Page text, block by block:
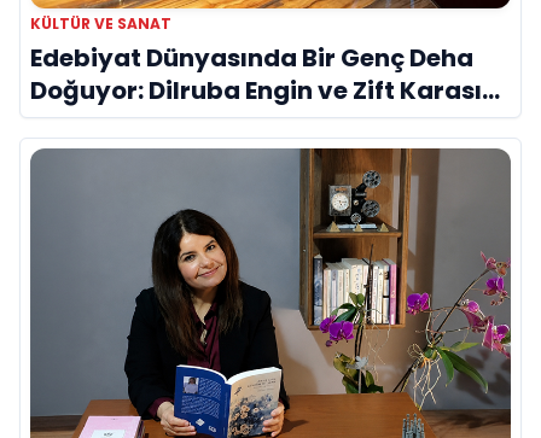
KÜLTÜR VE SANAT
Edebiyat Dünyasında Bir Genç Deha
Doğuyor: Dilruba Engin ve Zift Karası
Evreni ‘AVENOİR’